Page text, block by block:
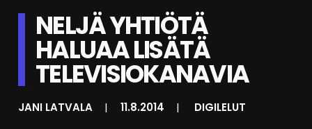
KESKUSTELU
SHOP
NELJÄ YHTIÖTÄ
HALUAA LISÄTÄ
TELEVISIOKANAVIA
JANI LATVALA | 11.8.2014 | DIGILELUT